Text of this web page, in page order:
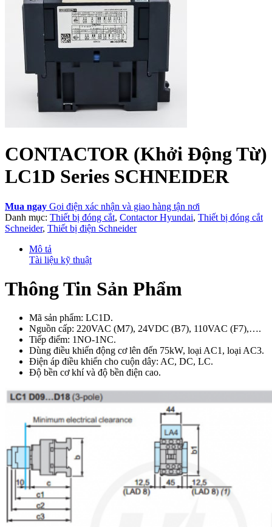
CONTACTOR (Khởi Động Từ)
LC1D Series SCHNEIDER
Mua ngay Gọi điện xác nhận và giao hàng tận nơi
Danh mục: Thiết bị đóng cắt, Contactor Hyundai, Thiết bị đóng cắt
Schneider, Thiết bị điện Schneider
Mô tả
Tài liệu kỹ thuật
Thông Tin Sản Phẩm
Mã sản phẩm: LC1D.
Nguồn cấp: 220VAC (M7), 24VDC (B7), 110VAC (F7),….
Tiếp điểm: 1NO-1NC.
Dùng điều khiển động cơ lên đến 75kW, loại AC1, loại AC3.
Điện áp điều khiển cho cuộn dây: AC, DC, LC.
Độ bền cơ khí và độ bền điện cao.